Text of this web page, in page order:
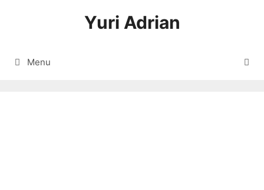
Yuri Adrian
Menu